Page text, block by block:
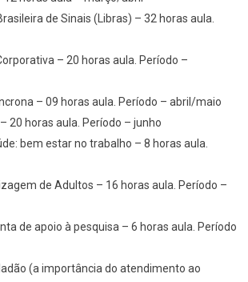
de Sinais (Libras) – 32 horas aula.
– 20 horas aula. Período –
– 09 horas aula. Período – abril/maio
20 horas aula. Período – junho
bem estar no trabalho – 8 horas aula.
de Adultos – 16 horas aula. Período –
de apoio à pesquisa – 6 horas aula. Período
(a importância do atendimento ao